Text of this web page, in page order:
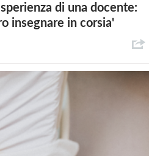
di una docente:
insegnare in corsia'